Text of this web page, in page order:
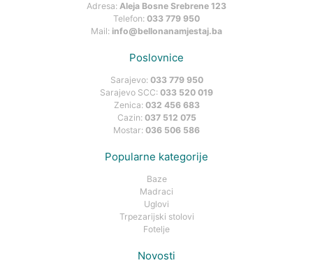
Adresa: Aleja Bosne Srebrene 123
Telefon: 033 779 950
Mail: info@bellonanamjestaj.ba
Poslovnice
Sarajevo: 033 779 950
Sarajevo SCC: 033 520 019
Zenica: 032 456 683
Cazin: 037 512 075
Mostar: 036 506 586
Popularne kategorije
Baze
Madraci
Uglovi
Trpezarijski stolovi
Fotelje
Novosti